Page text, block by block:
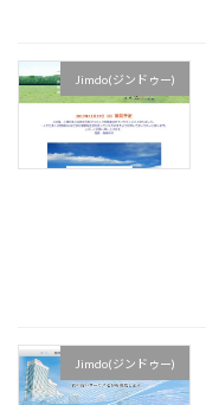
Jimdo(ジンドゥー)
Jimdo(ジンドゥー)